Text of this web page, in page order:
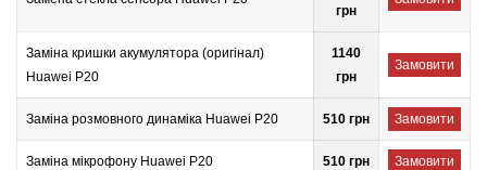
грн
Заміна кришки акумулятора (оригінал)
Huawei P20
1140
грн
Замовити
Заміна розмовного динаміка Huawei P20 510 грн Замовити
Заміна мікрофону Huawei P20 510 грн Замовити